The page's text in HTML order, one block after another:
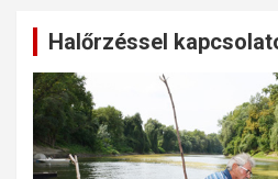
Halőrzéssel